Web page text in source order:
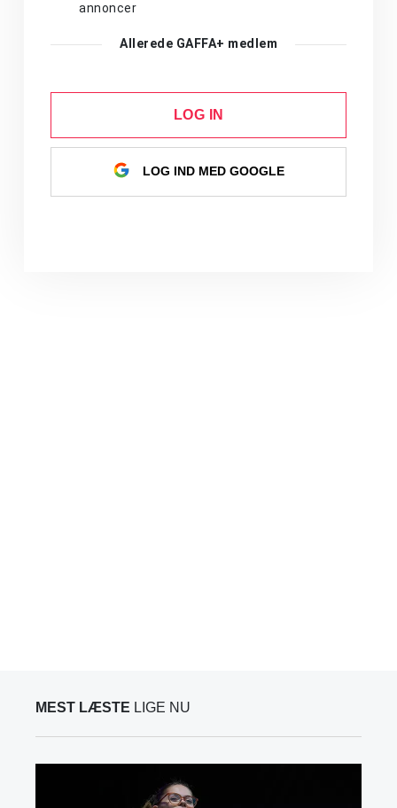
annoncer
Allerede GAFFA+ medlem
LOG IN
LOG IND MED GOOGLE
MEST LÆSTE LIGE NU